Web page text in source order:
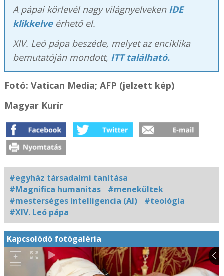
A pápai körlevél nagy világnyelveken IDE
klikkelveérhető el.
XIV. Leó pápa beszéde, melyet az enciklika
bemutatóján mondott, ITT található.
Fotó: Vatican Media; AFP (jelzett kép)
Magyar Kurír
#egyház társadalmi tanítása
#Magnifica humanitas
#menekültek
#mesterséges intelligencia (AI)
#teológia
#XIV. Leó pápa
Kapcsolódó fotógaléria